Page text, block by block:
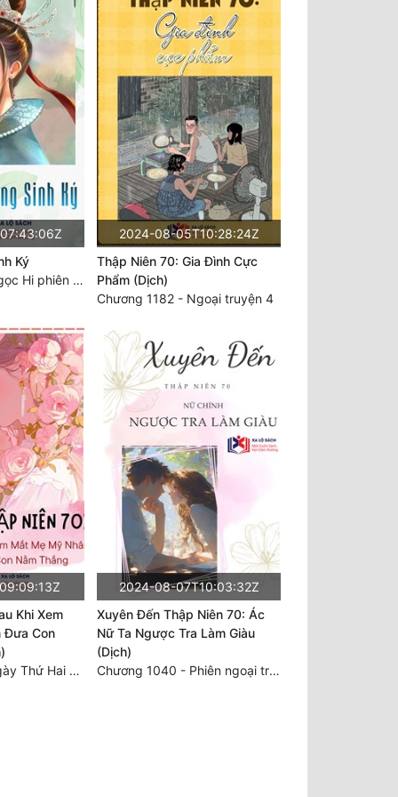
Ký
Chương 2286: Ngọc Hi phiên ngoại (40)
2024-08-05T10:28:24Z
Thập Niên 70: Gia Đình Cực
Phẩm (Dịch)
Chương 1182 - Ngoại truyện 4
Khi Xem
Đưa Con
Chương 1819: Ngày Thứ Hai Trăm Lẻ Sáu Xuyên Không 4
2024-08-07T10:03:32Z
Xuyên Đến Thập Niên 70: Ác
Nữ Ta Ngược Tra Làm Giàu
(Dịch)
Chương 1040 - Phiên ngoại trở lại tận thế 9